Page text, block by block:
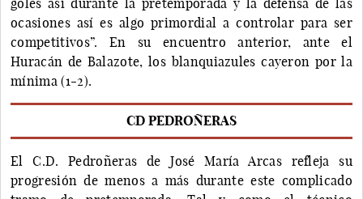
ocasiones así es algo primordial a controlar para ser
competitivos”. En su encuentro anterior, ante el
Huracán de Balazote, los blanquiazules cayeron por la
mínima (1-2).
CD PEDROÑERAS
El C.D. Pedroñeras de José María Arcas refleja su
progresión de menos a más durante este complicado